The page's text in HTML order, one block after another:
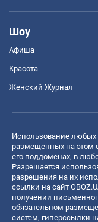
Шоу
Афиша
Красота
Женский Журнал
Использование любых
размещенных на этом
его поддоменах, в
Разрешается
разрешения на их
ссылки на сайт
получении
обязательном
систем, гиперссылки